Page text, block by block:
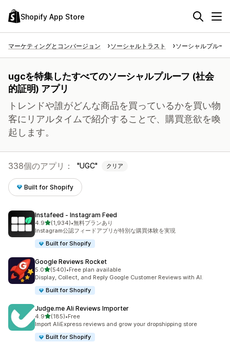
Shopify App Store
マーケティングとコンバージョン ソーシャルトラスト ソーシャルプルー
ugcを特集したすべてのソーシャルプルーフ (社会
的証明) アプリ
トレンドや誰がどんな商品を買っているかを買い物
客にリアルタイムで紹介することで、購買意欲を喚
起します。
338個のアプリ： UGC クリア
Built for Shopify
Instafeed ‑ Instagram Feed
4.95つ星中
(1,934)
合計レビュー数：1934件
•無料プランあり
Instagram公認フィードアプリが特別な購買体験を実現
Built for Shopify
Google Reviews Rocket
5.05つ星中
(540)
合計レビュー数：540件
•Free plan available
Display, Collect, and Reply Google Customer Reviews with AI.
Built for Shopify
Judge.me Ali Reviews Importer
4.95つ星中
(185)
合計レビュー数：185件
•Free
Import AliExpress reviews and grow your dropshipping store
Built for Shopify